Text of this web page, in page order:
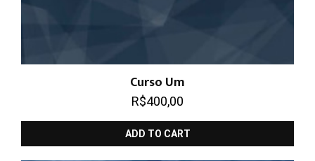
Curso Um
R$400,00
ADD TO CART